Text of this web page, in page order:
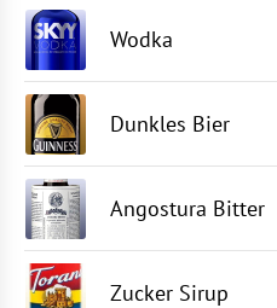
Wodka
Dunkles Bier
Angostura Bitter
Zucker Sirup